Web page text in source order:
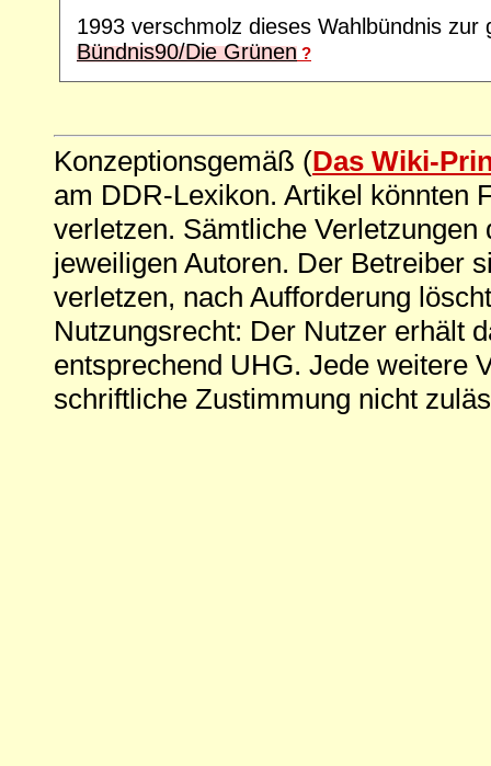
1993 verschmolz dieses Wahlbündnis zur
Bündnis90/Die Grünen ?
Konzeptionsgemäß (Das Wiki-
am DDR-Lexikon. Artikel könnten
verletzen. Sämtliche
jeweiligen Autoren. Der Betreiber
verletzen, nach Aufforderung
Nutzungsrecht: Der Nutzer erhält
entsprechend UHG. Jede weitere
schriftliche Zustimmung nicht